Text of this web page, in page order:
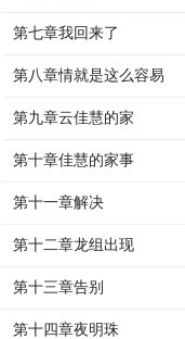
第七章我回来了
第八章情就是这么容易
第九章云佳慧的家
第十章佳慧的家事
第十一章解决
第十二章龙组出现
第十三章告别
第十四章夜明珠